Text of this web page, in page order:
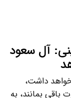
آل سعود
داشت،
بمانند، به